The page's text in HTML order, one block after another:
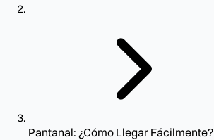
Pantanal: ¿Cómo Llegar Fácilmente?